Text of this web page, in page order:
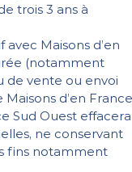
trois 3 ans à
Maisons d’en
(notamment
de vente ou envoi
d’en France
Sud Ouest effacera
ne conservant
fins notamment